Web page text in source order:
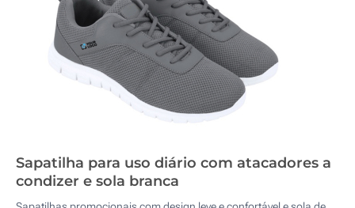
Sapatilha para uso diário com atacadores a
condizer e sola branca